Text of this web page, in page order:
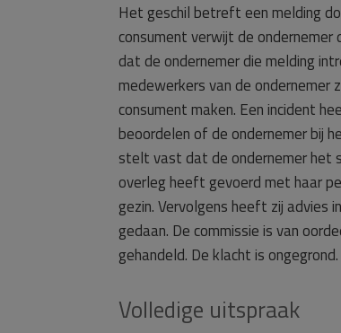
Het geschil betreft een melding
consument verwijt de
dat de ondernemer die melding
medewerkers van de ondernemer
consument maken. Een incident
beoordelen of de ondernemer bij
stelt vast dat de ondernemer het
overleg heeft gevoerd met haar
gezin. Vervolgens heeft zij advies
gedaan. De commissie is van
gehandeld. De klacht is ongegrond.
Volledige uitspraak